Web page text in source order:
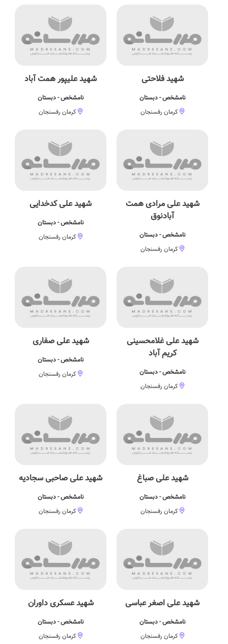
شهید فلاحتی
نامشخص - دبستان
کرمان رفسنجان
شهید علیپور همت آباد
نامشخص - دبستان
کرمان رفسنجان
شهید علی مرادی همت
آبادنوق
نامشخص - دبستان
کرمان رفسنجان
شهید علی کدخدایی
نامشخص - دبستان
کرمان رفسنجان
شهید علی غلامحسینی
کریم آباد
نامشخص - دبستان
کرمان رفسنجان
شهید علی صفاری
نامشخص - دبستان
کرمان رفسنجان
شهید علی صباغ
نامشخص - دبستان
کرمان رفسنجان
شهید علی صاحبی سجادیه
نامشخص - دبستان
کرمان رفسنجان
شهید علی اصغر عباسی
نامشخص - دبستان
کرمان رفسنجان
شهید عسکری داوران
نامشخص - دبستان
کرمان رفسنجان